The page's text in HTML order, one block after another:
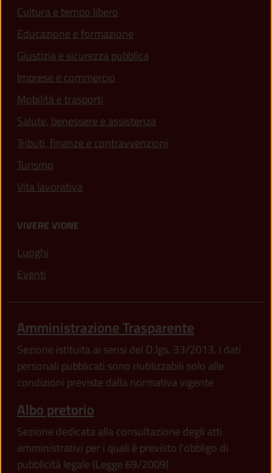
Cultura e tempo libero
Educazione e formazione
Giustizia e sicurezza pubblica
Imprese e commercio
Mobilità e trasporti
Salute, benessere e assistenza
Tributi, finanze e contravvenzioni
Turismo
Vita lavorativa
VIVERE VIONE
Luoghi
Eventi
Amministrazione Trasparente
Sezione istituita ai sensi del D.lgs. 33/2013. I dati
personali pubblicati sono riutilizzabili solo alle
condizioni previste dalla normativa vigente
Albo pretorio
Sezione dedicata alla consultazione degli atti
amministrativi per i quali è previsto l'obbligo di
pubblicità legale (Legge 69/2009)